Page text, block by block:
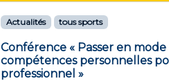
Actualités tous sports
Conférence « Passer en
compétences personnelles
professionnel »